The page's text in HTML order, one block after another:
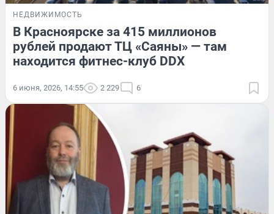
НЕДВИЖИМОСТЬ
В Красноярске за 415 миллионов
рублей продают ТЦ «Саяны» — там
находится фитнес-клуб DDX
6 июня, 2026, 14:55 2 229 6